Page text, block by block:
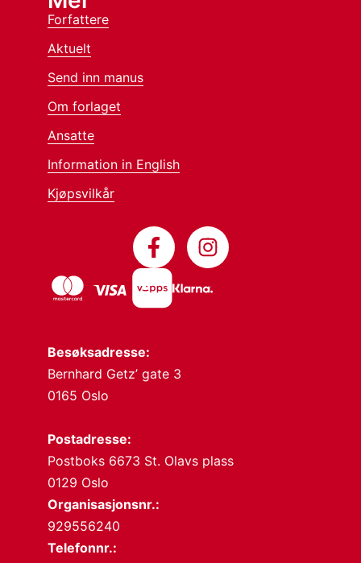
Besøksadresse:
Bernhard Getz’ gate 3
0165 Oslo
Postadresse:
Postboks 6673 St. Olavs plass
0129 Oslo
Organisasjonsnr.:
929556240
Telefonnr.:
Forfattere
Aktuelt
Send inn manus
Om forlaget
Ansatte
Information in English
Kjøpsvilkår